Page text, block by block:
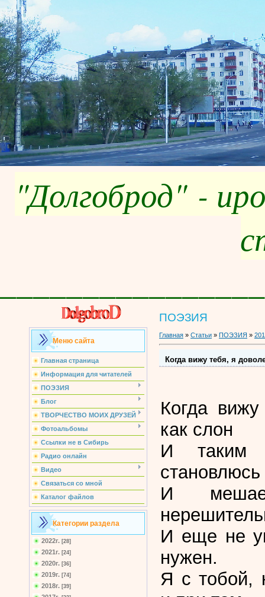
"Долгоброд" -
Меню сайта
Главная страница
Информация для читателей
ПОЭЗИЯ
Блог
ТВОРЧЕСТВО МОИХ ДРУЗЕЙ
Фотоальбомы
Ссылки не в Сибирь
Радио онлайн
Видео
Связаться со мной
Каталог файлов
Категории раздела
2022г. [28]
2021г. [24]
2020г. [36]
2019г. [74]
2018г. [39]
ПОЭЗИЯ
Главная » Статьи » ПОЭЗИЯ »
Когда вижу тебя, я
Когда
как слон
И таким
И
И еще не
нужен.
Я с тобой,